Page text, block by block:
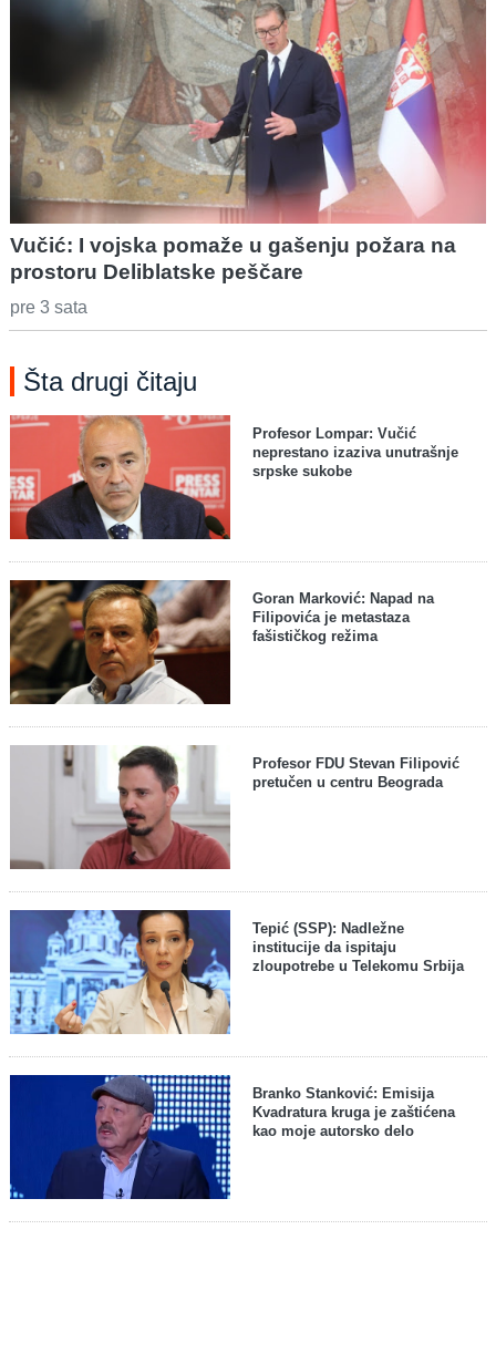
Vučić: I vojska pomaže u gašenju požara na
prostoru Deliblatske peščare
pre 3 sata
Šta drugi čitaju
Profesor Lompar: Vučić
neprestano izaziva unutrašnje
srpske sukobe
Goran Marković: Napad na
Filipovića je metastaza
fašističkog režima
Profesor FDU Stevan Filipović
pretučen u centru Beograda
Tepić (SSP): Nadležne
institucije da ispitaju
zloupotrebe u Telekomu Srbija
Branko Stanković: Emisija
Kvadratura kruga je zaštićena
kao moje autorsko delo